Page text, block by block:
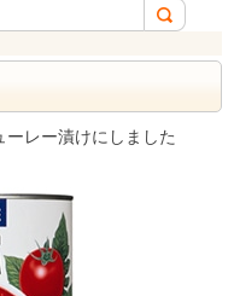
レー漬けにしました